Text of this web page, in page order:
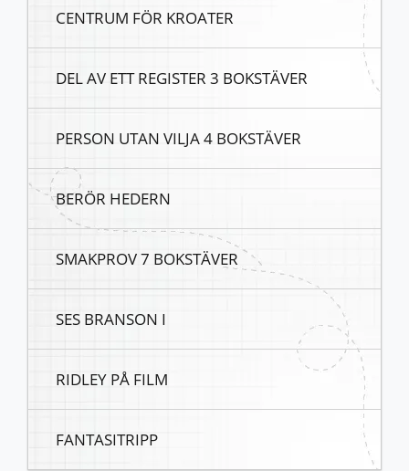
CENTRUM FÖR KROATER
DEL AV ETT REGISTER 3 BOKSTÄVER
PERSON UTAN VILJA 4 BOKSTÄVER
BERÖR HEDERN
SMAKPROV 7 BOKSTÄVER
SES BRANSON I
RIDLEY PÅ FILM
FANTASITRIPP